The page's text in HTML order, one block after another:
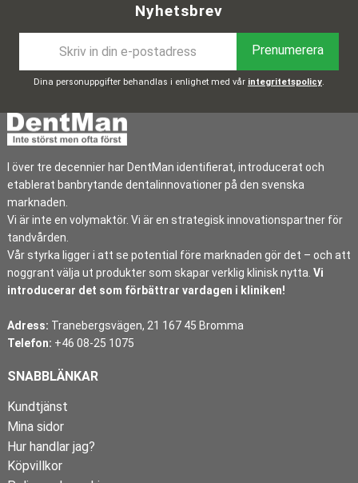
Nyhetsbrev
Prenumerera
Dina personuppgifter behandlas i enlighet med vår integritetspolicy
I över tre decennier har DentMan identifierat, introducerat och
etablerat banbrytande dentalinnovationer på den svenska
marknaden.
Vi är inte en volymaktör. Vi är en strategisk innovationspartner för
tandvården.
Vår styrka ligger i att se potential före marknaden gör det – och att
noggrant välja ut produkter som skapar verklig klinisk nytta. Vi
introducerar det som förbättrar vardagen i kliniken!
Adress: Tranebergsvägen, 21 167 45 Bromma
Telefon: +46 08-25 1075
SNABBLÄNKAR
Kundtjänst
Mina sidor
Hur handlar jag?
Köpvillkor